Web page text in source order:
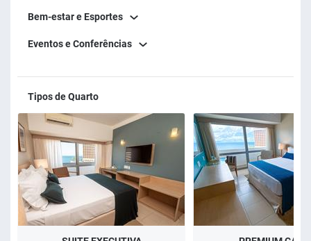
Bem-estar e Esportes
Eventos e Conferências
Tipos de Quarto